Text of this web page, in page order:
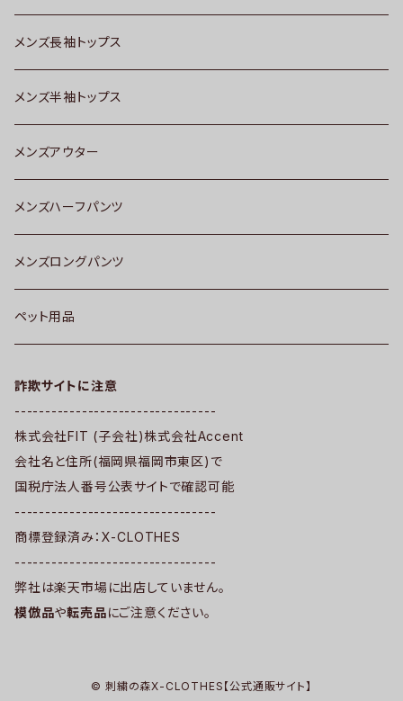
メンズ長袖トップス
メンズ半袖トップス
メンズアウター
メンズハーフパンツ
メンズロングパンツ
ペット用品
詐欺サイトに注意
---------------------------------
株式会社FIT (子会社)株式会社Accent
会社名と住所(福岡県福岡市東区)で
国税庁法人番号公表サイトで確認可能
---------------------------------
商標登録済み：X-CLOTHES
---------------------------------
弊社は楽天市場に出店していません。
模倣品や転売品にご注意ください。
© 刺繍の森X-CLOTHES【公式通販サイト】